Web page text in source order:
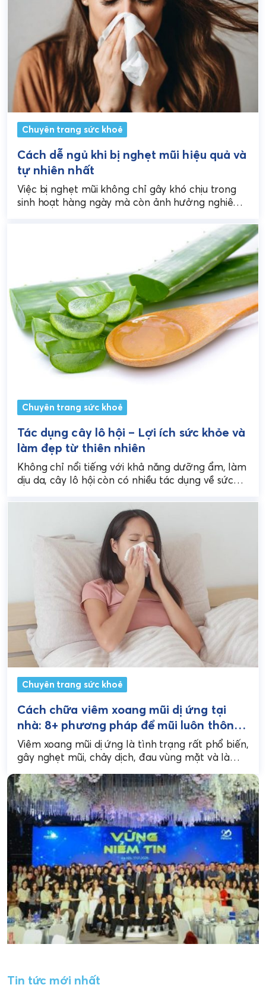
Chuyên trang sức khoẻ
Cách dễ ngủ khi bị nghẹt mũi hiệu quả và
tự nhiên nhất
Việc bị nghẹt mũi không chỉ gây khó chịu trong
sinh hoạt hàng ngày mà còn ảnh hưởng nghiêm
Chuyên trang sức khoẻ
Tác dụng cây lô hội – Lợi ích sức khỏe và
làm đẹp từ thiên nhiên
Không chỉ nổi tiếng với khả năng dưỡng ẩm, làm
dịu da, cây lô hội còn có nhiều tác dụng về sức
Chuyên trang sức khoẻ
Cách chữa viêm xoang mũi dị ứng tại
nhà: 8+ phương pháp để mũi luôn thông
thoáng
Viêm xoang mũi dị ứng là tình trạng rất phổ biến,
gây nghẹt mũi, chảy dịch, đau vùng mặt và làm
Tin tức mới nhất